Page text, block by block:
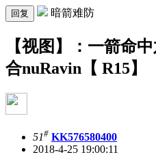
回复 暗箭难防
【视图】：一箭命
合nuRavin【 R15】
51# KK576580400
2018-4-25 19:00:11